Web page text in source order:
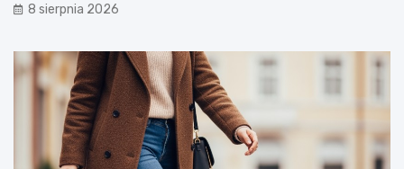
8 sierpnia 2026